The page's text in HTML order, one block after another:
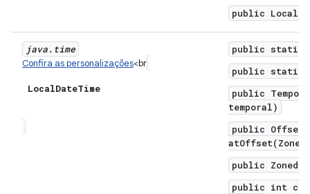
public
java. time
Confira as personalizações<br
LocalDateTime
public static
public static
public
temporal)
public
public
public int